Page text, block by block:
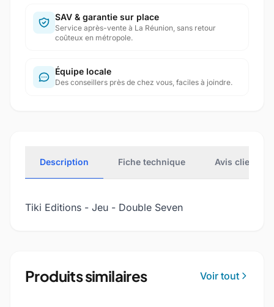
SAV & garantie sur place
Service après-vente à La Réunion, sans retour
coûteux en métropole.
Équipe locale
Des conseillers près de chez vous, faciles à joindre.
Description Fiche technique Avis clients
Tiki Editions - Jeu - Double Seven
Produits similaires Voir tout